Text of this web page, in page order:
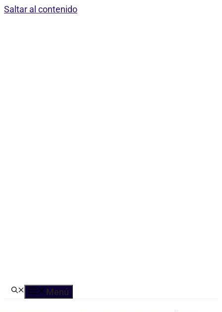
Saltar al contenido
Menú